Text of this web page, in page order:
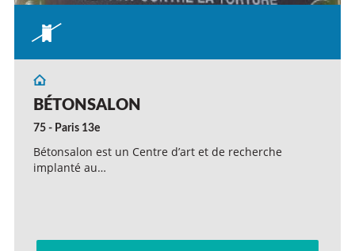
BÉTONSALON
75 - Paris 13e
Bétonsalon est un Centre d’art et de recherche
implanté au…